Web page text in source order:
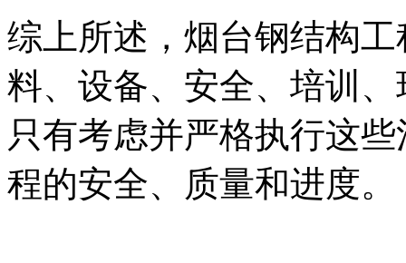
综上所述，烟台钢结构
料、设备、安全、培训
只有考虑并严格执行这
程的安全、质量和进度。